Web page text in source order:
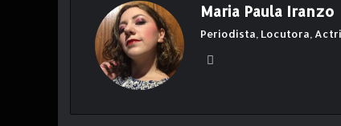
Maria Paula Iranzo
Periodista, Locutora,
am